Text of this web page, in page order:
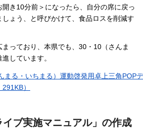
き10分前＞になったら、自分の席に戻っ
ょう、と呼びかけて、食品ロスを削減す
っており、本県でも、30・10（さんま
しています。
まる・いちまる）運動啓発用卓上三角POPデ
）
ブ実施マニュアル」の作成